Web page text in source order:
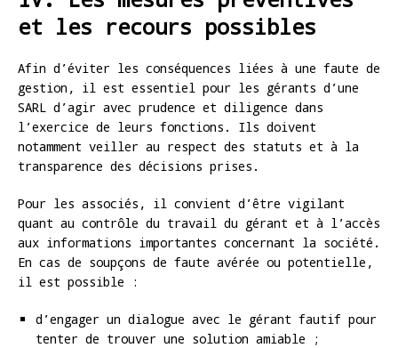
et les recours possibles
Afin d’éviter les conséquences liées à une faute de
gestion, il est essentiel pour les gérants d’une
SARL d’agir avec prudence et diligence dans
l’exercice de leurs fonctions. Ils doivent
notamment veiller au respect des statuts et à la
transparence des décisions prises.
Pour les associés, il convient d’être vigilant
quant au contrôle du travail du gérant et à l’accès
aux informations importantes concernant la société.
En cas de soupçons de faute avérée ou potentielle,
il est possible :
d’engager un dialogue avec le gérant fautif pour
tenter de trouver une solution amiable ;